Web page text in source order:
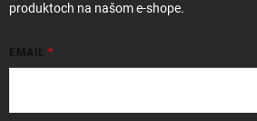
produktoch na našom e-shope.
EMAIL